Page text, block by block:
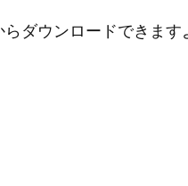
ダウンロードできます